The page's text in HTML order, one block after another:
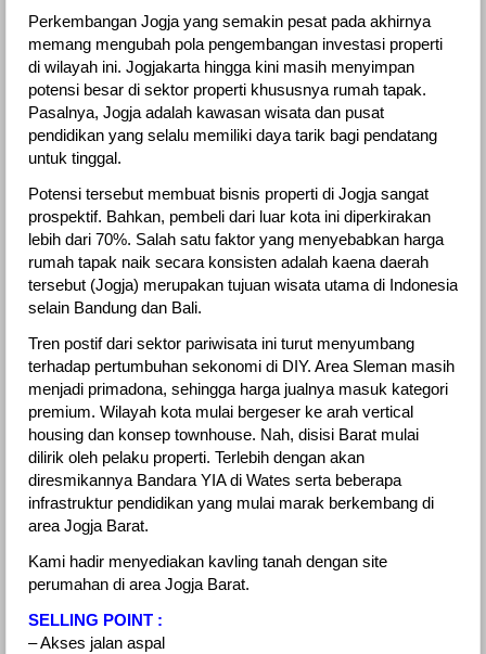
Perkembangan Jogja yang semakin pesat pada akhirnya
memang mengubah pola pengembangan investasi properti
di wilayah ini. Jogjakarta hingga kini masih menyimpan
potensi besar di sektor properti khususnya rumah tapak.
Pasalnya, Jogja adalah kawasan wisata dan pusat
pendidikan yang selalu memiliki daya tarik bagi pendatang
untuk tinggal.
Potensi tersebut membuat bisnis properti di Jogja sangat
prospektif. Bahkan, pembeli dari luar kota ini diperkirakan
lebih dari 70%. Salah satu faktor yang menyebabkan harga
rumah tapak naik secara konsisten adalah kaena daerah
tersebut (Jogja) merupakan tujuan wisata utama di Indonesia
selain Bandung dan Bali.
Tren postif dari sektor pariwisata ini turut menyumbang
terhadap pertumbuhan sekonomi di DIY. Area Sleman masih
menjadi primadona, sehingga harga jualnya masuk kategori
premium. Wilayah kota mulai bergeser ke arah vertical
housing dan konsep townhouse. Nah, disisi Barat mulai
dilirik oleh pelaku properti. Terlebih dengan akan
diresmikannya Bandara YIA di Wates serta beberapa
infrastruktur pendidikan yang mulai marak berkembang di
area Jogja Barat.
Kami hadir menyediakan kavling tanah dengan site
perumahan di area Jogja Barat.
SELLING POINT :
– Akses jalan aspal